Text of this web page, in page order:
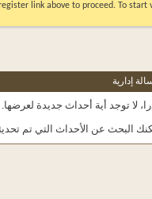
link above to proceed. To
إدارية
لا توجد أية أحداث جديدة لعرضها.
البحث عن الأحداث التي تم تحديثها خلال الـ